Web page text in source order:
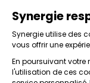
Icône
Candidats
Entreprises
Icône
Nos agences
Icône